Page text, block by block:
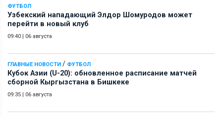
ФУТБОЛ
Узбекский нападающий Элдор Шомуродов может
перейти в новый клуб
09:40 | 06 августа
ГЛАВНЫЕ НОВОСТИ / ФУТБОЛ
Кубок Азии (U-20): обновленное расписание матчей
сборной Кыргызстана в Бишкеке
09:35 | 06 августа